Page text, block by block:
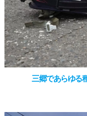
三郷であらゆる